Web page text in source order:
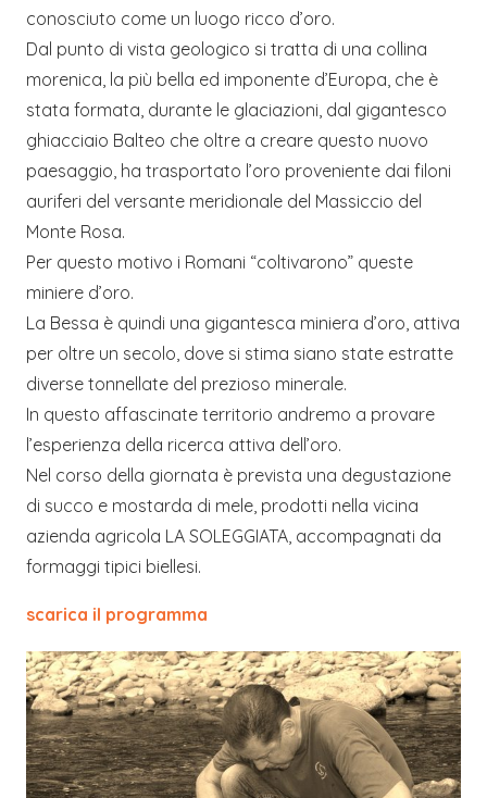
conosciuto come un luogo ricco d’oro.
Dal punto di vista geologico si tratta di una collina
morenica, la più bella ed imponente d’Europa, che è
stata formata, durante le glaciazioni, dal gigantesco
ghiacciaio Balteo che oltre a creare questo nuovo
paesaggio, ha trasportato l’oro proveniente dai filoni
auriferi del versante meridionale del Massiccio del
Monte Rosa.
Per questo motivo i Romani “coltivarono” queste
miniere d’oro.
La Bessa è quindi una gigantesca miniera d’oro, attiva
per oltre un secolo, dove si stima siano state estratte
diverse tonnellate del prezioso minerale.
In questo affascinate territorio andremo a provare
l’esperienza della ricerca attiva dell’oro.
Nel corso della giornata è prevista una degustazione
di succo e mostarda di mele, prodotti nella vicina
azienda agricola LA SOLEGGIATA, accompagnati da
formaggi tipici biellesi.
scarica il programma